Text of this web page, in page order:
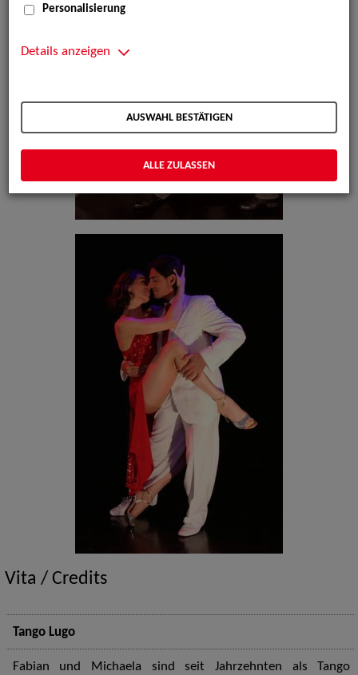
Vita / Credits
Tango Lugo
Fabian und Michaela sind seit Jahrzehnten als Tango
Personalisierung
Details anzeigen
AUSWAHL BESTÄTIGEN
ALLE ZULASSEN